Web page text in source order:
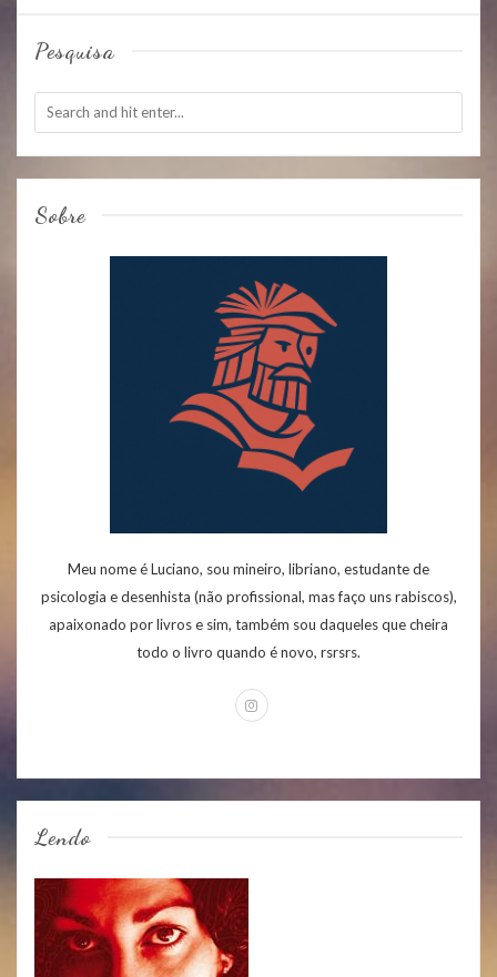
Pesquisa
Sobre
Meu nome é Luciano, sou mineiro, libriano, estudante de
psicologia e desenhista (não profissional, mas faço uns rabiscos),
apaixonado por livros e sim, também sou daqueles que cheira
todo o livro quando é novo, rsrsrs.
Lendo